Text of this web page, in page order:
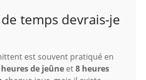
temps devrais-je
est souvent pratiqué en
heures de jeûne et8 heures